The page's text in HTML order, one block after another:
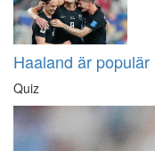
Haaland är populär
Quiz